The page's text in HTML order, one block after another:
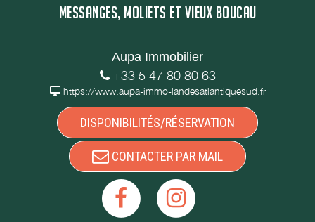
MESSANGES, MOLIETS ET VIEUX BOUCAU
Aupa Immobilier
+33 5 47 80 80 63
https://www.aupa-immo-landesatlantiquesud.fr
DISPONIBILITÉS/RÉSERVATION
CONTACTER PAR MAIL